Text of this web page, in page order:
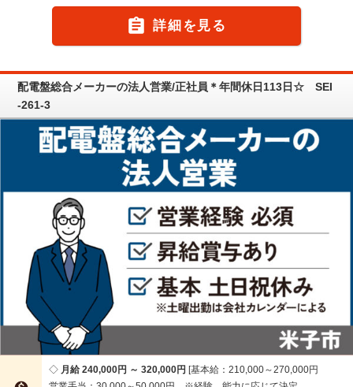
 詳細を見る
配電盤総合メーカーの法人営業/正社員＊年間休日113日☆ SEI
-261-3
月給 240,000円 ～ 320,000円 基本給：210,000～270,000円